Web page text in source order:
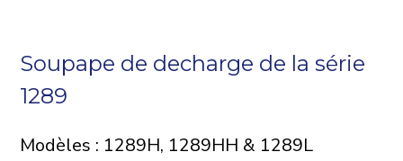
Soupape de decharge de la série
1289
Modèles : 1289H, 1289HH & 1289L